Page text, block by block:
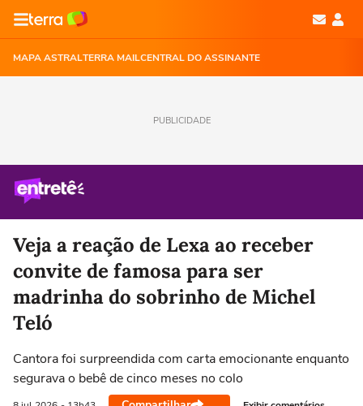
MAPA ASTRALTERRA MAILCENTRAL DO ASSINANTE
PUBLICIDADE
Veja a reação de Lexa ao receber
convite de famosa para ser
madrinha do sobrinho de Michel
Teló
Cantora foi surpreendida com carta emocionante enquanto
segurava o bebê de cinco meses no colo